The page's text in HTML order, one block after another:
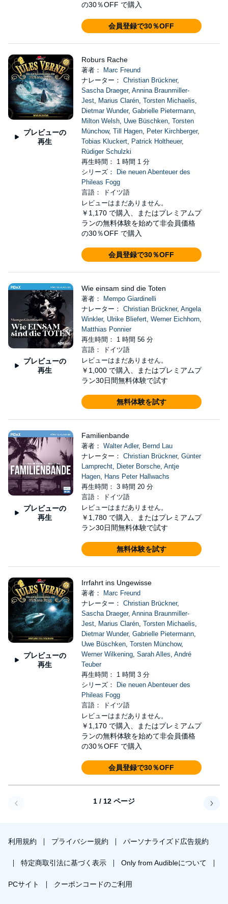
の30％OFF で購入
会員登録で30％OFF
プレビューの
再生
Roburs Rache
著者：
Marc Freund
ナレーター： Christian Brückner,
Sascha Draeger, Annina Braunmiller-
Jest, Marius Clarén, Torsten Michaelis,
Dietmar Wunder, Gabrielle Pietermann,
Milton Welsh, Uwe Büschken, Torsten
Münchow, Till Hagen, Peter Kirchberger,
Tobias Kluckert, Patrick Holtheuer,
Rüdiger Schulzki
再生時間： 1 時間 1 分
シリーズ：
Die neuen Abenteuer des
Phileas Fogg
言語： ドイツ語
レビューはまだありません。
￥1,170 で購入、またはプレミアムプ
ランの無料体験を始めて非会員価格
の30％OFF で購入
会員登録で30％OFF
プレビューの
再生
Wie einsam sind die Toten
著者：
Mempo Giardinelli
ナレーター： Christian Brückner, Angela
Winkler, Ulrike Bliefert, Werner Eichhorn,
Matthias Ponnier
再生時間： 1 時間 56 分
言語： ドイツ語
レビューはまだありません。
￥1,000 で購入、またはプレミアムプ
ラン30日間無料体験で試す
無料体験を試す
プレビューの
再生
Familienbande
著者： Walter Adler, Bernd Lau
ナレーター： Christian Brückner, Günter
Lamprecht, Dieter Borsche, Antje
Hagen, Hans Peter Hallwachs
再生時間： 3 時間 20 分
言語： ドイツ語
レビューはまだありません。
￥1,780 で購入、またはプレミアムプ
ラン30日間無料体験で試す
無料体験を試す
プレビューの
再生
Irrfahrt ins Ungewisse
著者：
Marc Freund
ナレーター： Christian Brückner,
Sascha Draeger, Annina Braunmiller-
Jest, Marius Clarén, Torsten Michaelis,
Dietmar Wunder, Gabrielle Pietermann,
Uwe Büschken, Torsten Münchow,
Werner Wilkening, Sarah Alles, André
Teuber
再生時間： 1 時間 3 分
シリーズ：
Die neuen Abenteuer des
Phileas Fogg
言語： ドイツ語
レビューはまだありません。
￥1,170 で購入、またはプレミアムプ
ランの無料体験を始めて非会員価格
の30％OFF で購入
会員登録で30％OFF
1 / 12 ページ
利用規約 プライバシー規約 パーソナライズド広告規約
特定商取引法に基づく表示 Only from Audibleについて
PCサイト クーポンコードのご利用